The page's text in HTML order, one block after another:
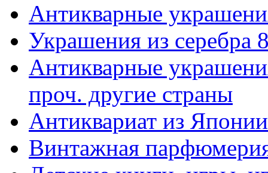
Антикварные
Украшения из серебра
Антикварные
проч. другие страны
Антиквариат из
Винтажная